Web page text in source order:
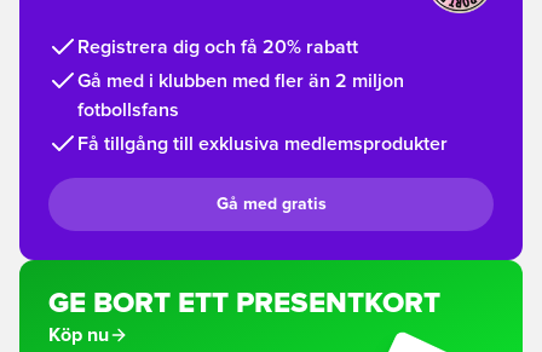
Registrera dig och få 20% rabatt
Gå med i klubben med fler än 2 miljon
fotbollsfans
Få tillgång till exklusiva medlemsprodukter
Gå med gratis
GE BORT ETT PRESENTKORT
Köp nu